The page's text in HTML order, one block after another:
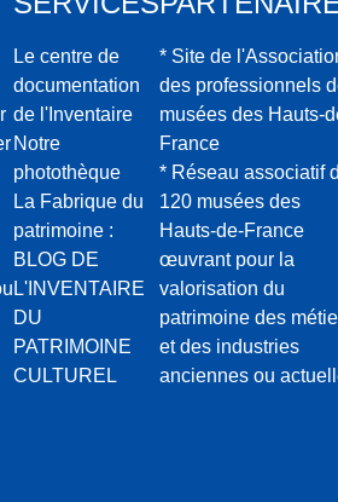
l’étude
une
avec
Plusieurs
étudiés et
le fond
série 11
Les
Culture
Calais à
La
Le centre de
documentation
de l'Inventaire
Notre
photothèque
La Fabrique du
patrimoine :
BLOG DE
L'INVENTAIRE
DU
PATRIMOINE
CULTUREL
* Site de
des professionnels
musées des Hauts-
France
* Réseau associatif
120 musées des
Hauts-de-France
œuvrant pour la
valorisation du
patrimoine des
et des industries
anciennes ou